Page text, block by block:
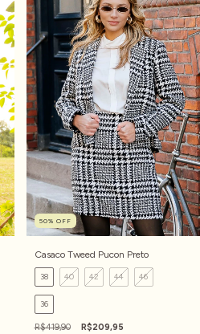
50% OFF
Casaco Tweed Pucon Preto
38 40 42 44 46
36
R$419,90
R$209,95